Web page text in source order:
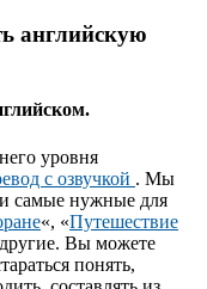
английскую
уровня
с озвучкой . Мы
самые нужные для
«, «Путешествие
Вы можете
понять,